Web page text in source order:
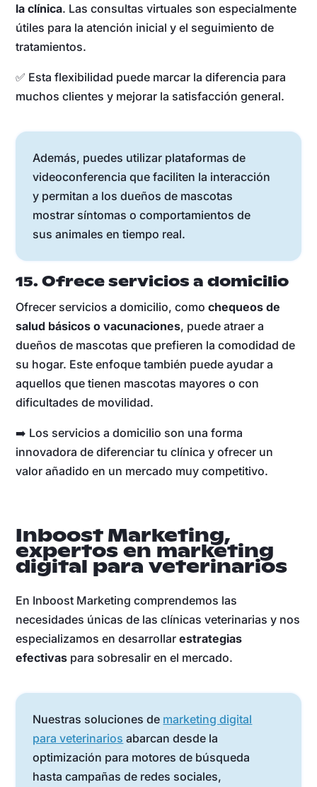
la clínica. Las consultas virtuales son especialmente
útiles para la atención inicial y el seguimiento de
tratamientos.
✅ Esta flexibilidad puede marcar la diferencia para
muchos clientes y mejorar la satisfacción general.
Además, puedes utilizar plataformas de
videoconferencia que faciliten la interacción
y permitan a los dueños de mascotas
mostrar síntomas o comportamientos de
sus animales en tiempo real.
15. Ofrece servicios a domicilio
Ofrecer servicios a domicilio, comochequeos de
salud básicos o vacunaciones, puede atraer a
dueños de mascotas que prefieren la comodidad de
su hogar. Este enfoque también puede ayudar a
aquellos que tienen mascotas mayores o con
dificultades de movilidad.
➡️ Los servicios a domicilio son una forma
innovadora de diferenciar tu clínica y ofrecer un
valor añadido en un mercado muy competitivo.
Inboost Marketing,
expertos en marketing
digital para veterinarios
En Inboost Marketing comprendemos las
necesidades únicas de las clínicas veterinarias y nos
especializamos en desarrollarestrategias
efectivas para sobresalir en el mercado.
Nuestras soluciones de marketing digital
para veterinarios abarcan desde la
optimización para motores de búsqueda
hasta campañas de redes sociales,